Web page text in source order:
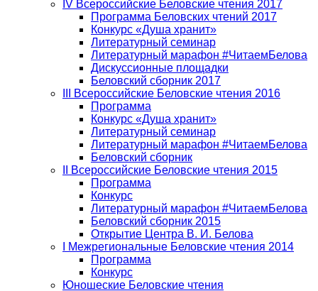
IV Всероссийские Беловские чтения 2017
Программа Беловских чтений 2017
Конкурс «Душа хранит»
Литературный семинар
Литературный марафон #ЧитаемБелова
Дискуссионные площадки
Беловский сборник 2017
III Всероссийские Беловские чтения 2016
Программа
Конкурс «Душа хранит»
Литературный семинар
Литературный марафон #ЧитаемБелова
Беловский сборник
II Всероссийские Беловские чтения 2015
Программа
Конкурс
Литературный марафон #ЧитаемБелова
Беловский сборник 2015
Открытие Центра В. И. Белова
I Межрегиональные Беловские чтения 2014
Программа
Конкурс
Юношеские Беловские чтения